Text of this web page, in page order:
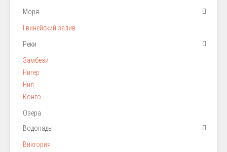
Моря
Гвинейский залив
Реки
Замбези
Нигер
Нил
Конго
Озера
Водопады
Виктория